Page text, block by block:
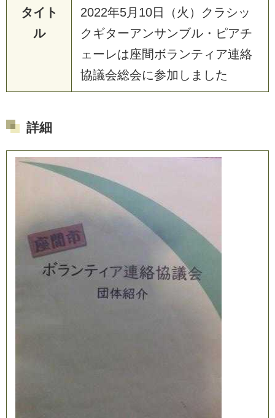
タイト
ル
2022年5月10日（火）クラシッ
クギターアンサンブル・ピアチ
ェーレは座間ボランティア連絡
協議会総会に参加しました
詳細